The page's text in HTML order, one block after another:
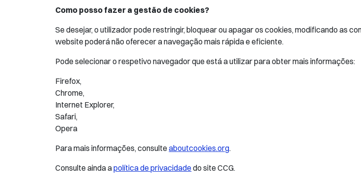
Como posso fazer a gestão de cookies?
Se desejar, o utilizador pode restringir, bloquear ou apagar os cookies, modificando as
website poderá não oferecer a navegação mais rápida e eficiente.
Pode selecionar o respetivo navegador que está a utilizar para obter mais informações:
Firefox,
Chrome,
Internet Explorer,
Safari,
Opera
Para mais informações, consulteaboutcookies.org.
Consulte ainda apolítica de privacidadedo site CCG.